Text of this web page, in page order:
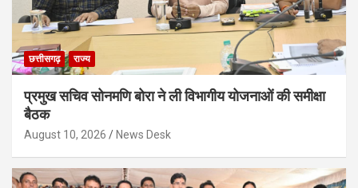
छत्तीसगढ़ राज्य
प्रमुख सचिव सोनमणि बोरा ने ली विभागीय योजनाओं की समीक्षा
बैठक
August 10, 2026 News Desk